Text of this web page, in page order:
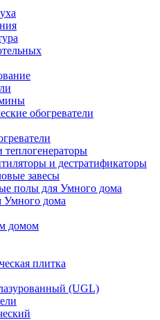
обогреватели
и дестратификаторы
завесы
полы для Умного дома
Умного дома
домом
плитка
(UGL)